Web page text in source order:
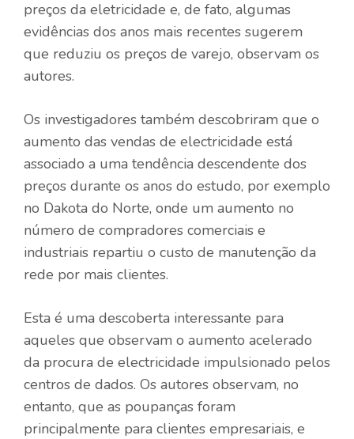
preços da eletricidade e, de fato, algumas
evidências dos anos mais recentes sugerem
que reduziu os preços de varejo, observam os
autores.
Os investigadores também descobriram que o
aumento das vendas de electricidade está
associado a uma tendência descendente dos
preços durante os anos do estudo, por exemplo
no Dakota do Norte, onde um aumento no
número de compradores comerciais e
industriais repartiu o custo de manutenção da
rede por mais clientes.
Esta é uma descoberta interessante para
aqueles que observam o aumento acelerado
da procura de electricidade impulsionado pelos
centros de dados. Os autores observam, no
entanto, que as poupanças foram
principalmente para clientes empresariais, e